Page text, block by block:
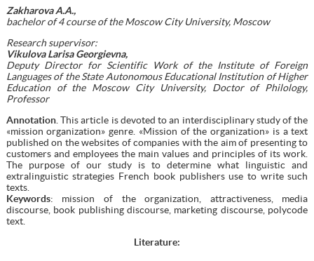
Zakharova A.A.,
bachelor of 4 course of the Moscow City University, Moscow
Research supervisor:
Vikulova Larisa Georgievna,
Deputy Director for Scientific Work of the Institute of Foreign
Languages of the State Autonomous Educational Institution of Higher
Education of the Moscow City University, Doctor of Philology,
Professor
Annotation. This article is devoted to an interdisciplinary study of the
«mission organization» genre. «Mission of the organization» is a text
published on the websites of companies with the aim of presenting to
customers and employees the main values and principles of its work.
The purpose of our study is to determine what linguistic and
extralinguistic strategies French book publishers use to write such
texts.
Keywords: mission of the organization, attractiveness, media
discourse, book publishing discourse, marketing discourse, polycode
text.
Literature: